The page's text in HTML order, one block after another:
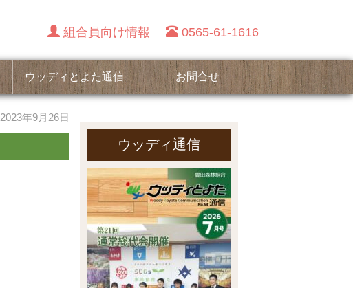
組合員向け情報 0565-61-1616
ウッディとよた通信 お問合せ
2023年9月26日
ウッディ通信